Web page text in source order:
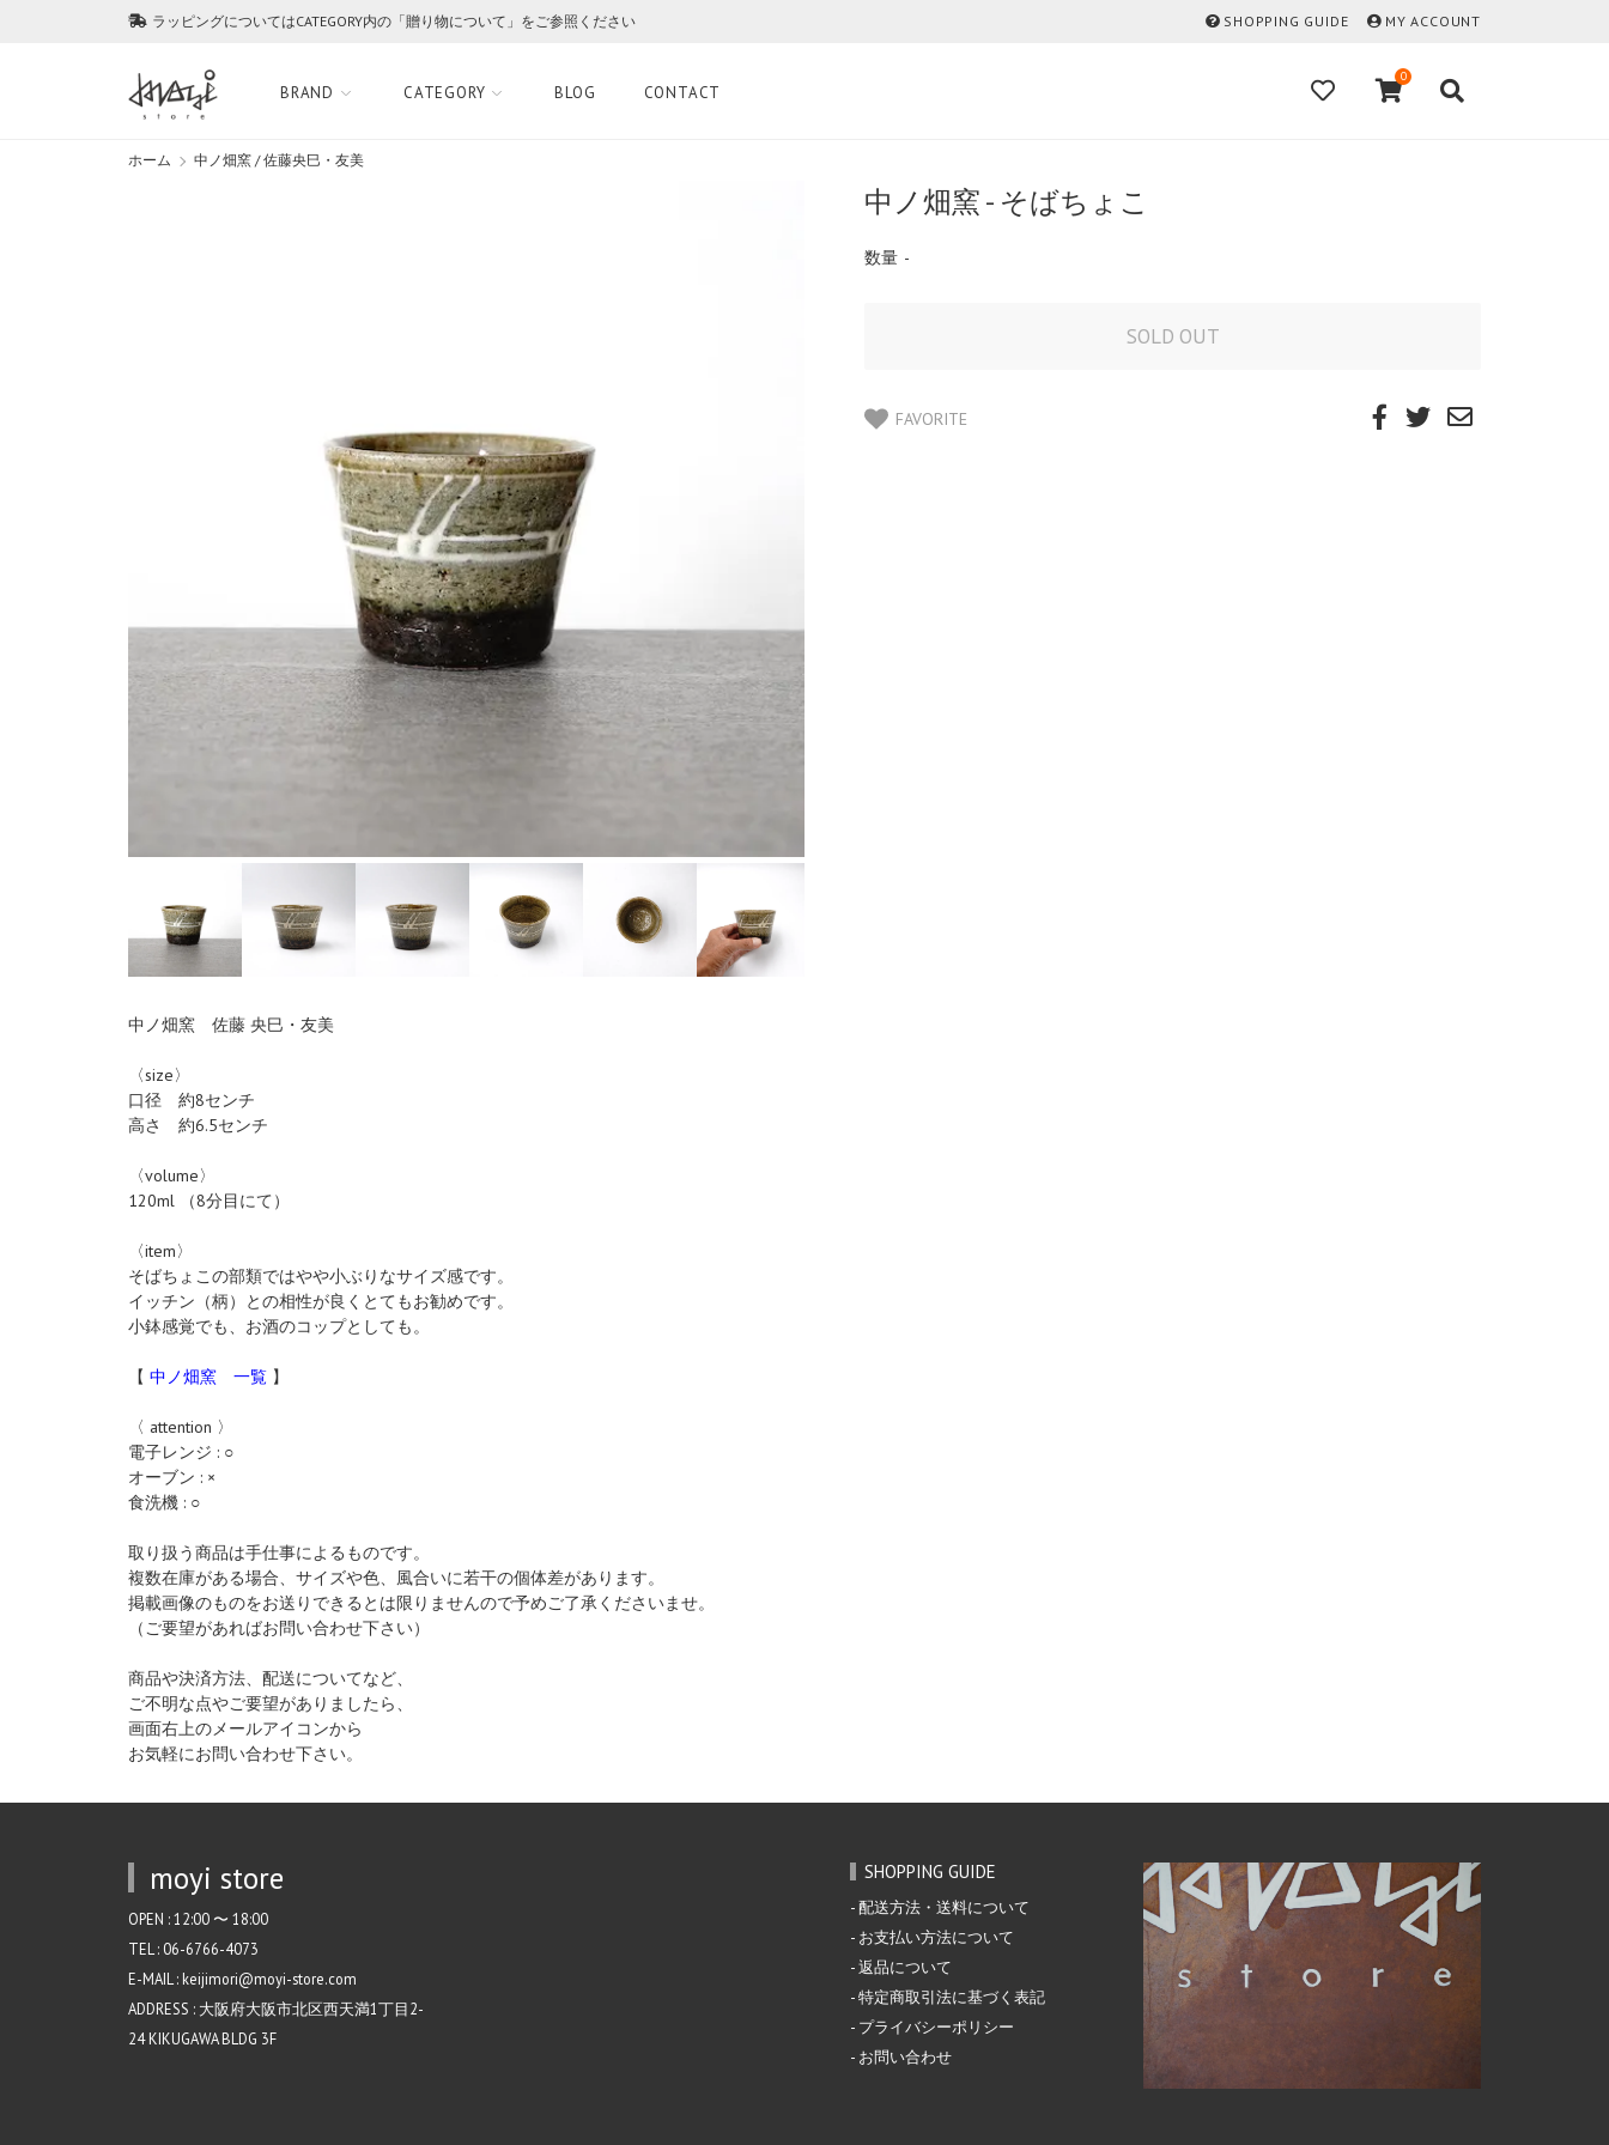
ラッピングについてはCATEGORY内の「贈り物について」をご参照ください SHOPPING GUIDE MY ACCOUNT
BRAND CATEGORY BLOG CONTACT
0
ホーム 中ノ畑窯 / 佐藤央巳・友美
中ノ畑窯 - そばちょこ
数量 -
FAVORITE
中ノ畑窯 佐藤 央巳・友美
〈size〉
口径 約8センチ
高さ 約6.5センチ
〈volume〉
120ml （8分目にて）
〈item〉
そばちょこの部類ではやや小ぶりなサイズ感です。
イッチン（柄）との相性が良くとてもお勧めです。
小鉢感覚でも、お酒のコップとしても。
【 中ノ畑窯 一覧 】
〈 attention 〉
電子レンジ : ○
オーブン : ×
食洗機 : ○
取り扱う商品は手仕事によるものです。
複数在庫がある場合、サイズや色、風合いに若干の個体差があります。
掲載画像のものをお送りできるとは限りませんので予めご了承くださいませ。
（ご要望があればお問い合わせ下さい）
商品や決済方法、配送についてなど、
ご不明な点やご要望がありましたら、
画面右上のメールアイコンから
お気軽にお問い合わせ下さい。
moyi store
OPEN : 12:00 〜 18:00
TEL : 06-6766-4073
E-MAIL : keijimori@moyi-store.com
ADDRESS : 大阪府大阪市北区西天満1丁目2-
24 KIKUGAWA BLDG 3F
SHOPPING GUIDE
配送方法・送料について
お支払い方法について
返品について
特定商取引法に基づく表記
プライバシーポリシー
お問い合わせ